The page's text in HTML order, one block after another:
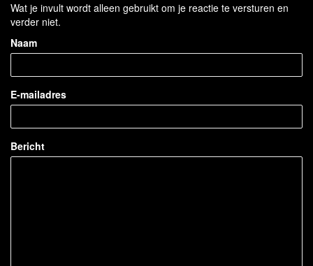
Wat je invult wordt alleen gebruikt om je reactie te versturen en
verder niet.
Naam
E-mailadres
Bericht